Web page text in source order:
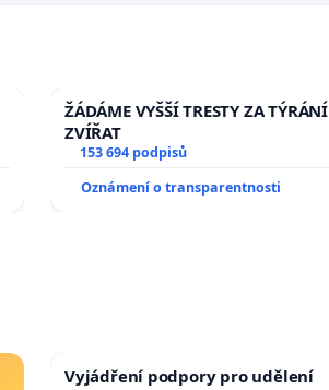
ŽÁDÁME VYŠŠÍ TRESTY ZA TÝRÁNÍ
ZVÍŘAT
153 694 podpisů
Oznámení o transparentnosti
Vyjádření podpory pro udělení